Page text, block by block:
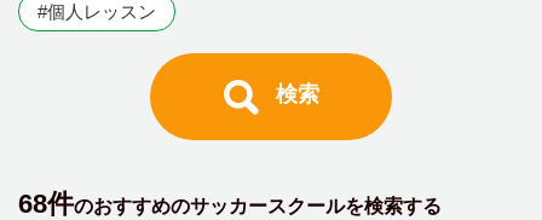
#個人レッスン
検索
68件のおすすめのサッカースクールを検索する